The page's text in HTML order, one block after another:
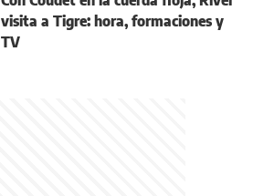
visita a Tigre: hora, formaciones y
TV